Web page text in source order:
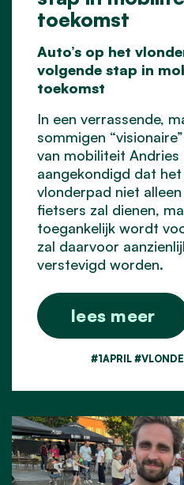
toekomst
Auto’s op het
volgende stap in
toekomst
In een verrassende,
sommigen
van mobiliteit Andries
aangekondigd dat
vlonderpad niet
fietsers zal dienen,
toegankelijk wordt
zal daarvoor
verstevigd worden.
lees meer
#1APRIL